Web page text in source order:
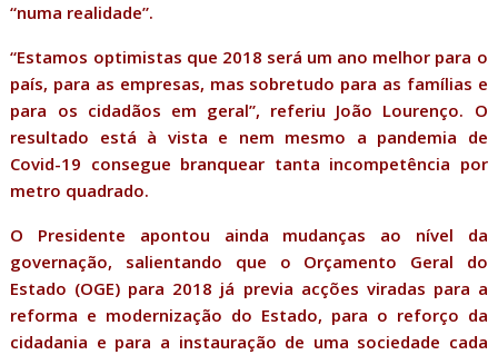
“numa realidade”.
“Estamos optimistas que 2018 será um ano melhor para o
país, para as empresas, mas sobretudo para as famílias e
para os cidadãos em geral”, referiu João Lourenço. O
resultado está à vista e nem mesmo a pandemia de
Covid-19 consegue branquear tanta incompetência por
metro quadrado.
O Presidente apontou ainda mudanças ao nível da
governação, salientando que o Orçamento Geral do
Estado (OGE) para 2018 já previa acções viradas para a
reforma e modernização do Estado, para o reforço da
cidadania e para a instauração de uma sociedade cada